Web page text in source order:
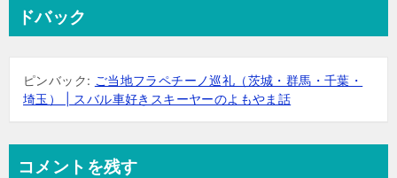
ドバック
ピンバック: ご当地フラペチーノ巡礼（茨城・群馬・千葉・
埼玉） | スバル車好きスキーヤーのよもやま話
コメントを残す